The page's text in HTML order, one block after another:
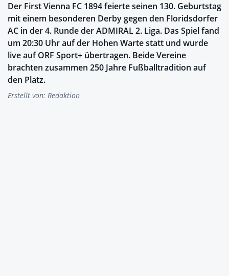
Der First Vienna FC 1894 feierte seinen 130. Geburtstag
mit einem besonderen Derby gegen den Floridsdorfer
AC in der 4. Runde der ADMIRAL 2. Liga. Das Spiel fand
um 20:30 Uhr auf der Hohen Warte statt und wurde
live auf ORF Sport+ übertragen. Beide Vereine
brachten zusammen 250 Jahre Fußballtradition auf
den Platz.
Erstellt von: Redaktion